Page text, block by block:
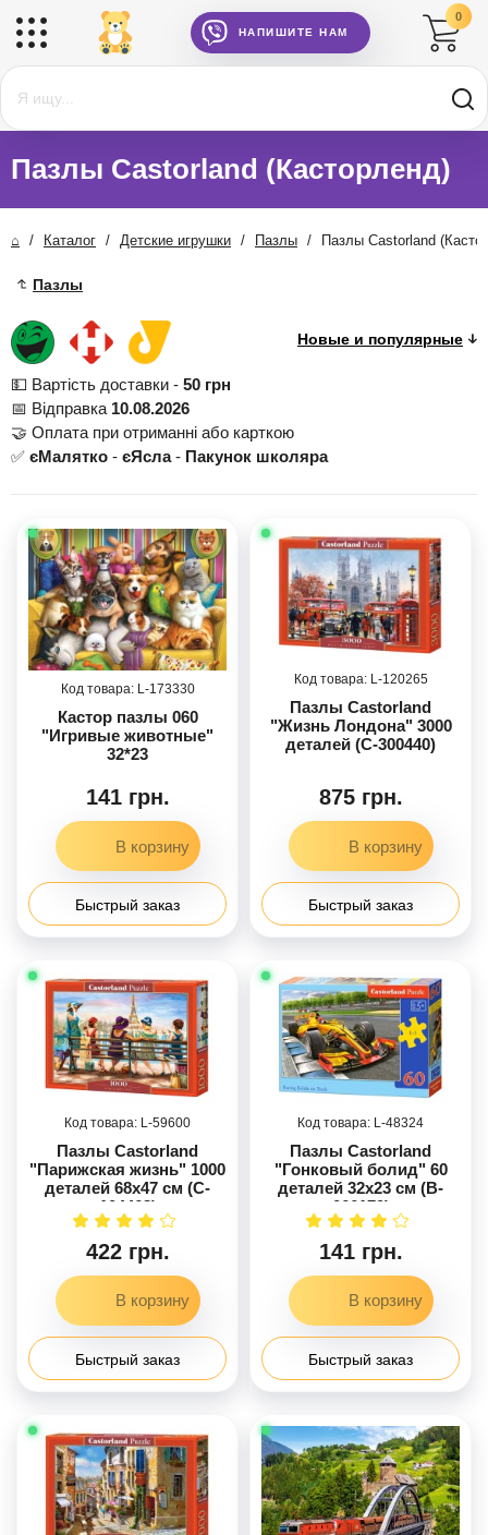
НАПИШИТЕ НАМ
0
Пазлы Сastorland (Касторленд)
⌂ / Каталог / Детские игрушки / Пазлы / Пазлы Сastorland
Пазлы
💵 Вартість доставки - 50 грн
📅 Відправка 10.08.2026
🤝 Оплата при отриманні або карткою
✅ єМалятко - єЯсла- Пакунок школяра
173330
Кастор пазлы 060
"Игривые животные"
32*23
141 грн.
Быстрый заказ
120265
Пазлы Castorland
"Жизнь Лондона" 3000
деталей (С-300440)
875 грн.
Быстрый заказ
59600
Пазлы Castorland
"Парижская жизнь" 1000
деталей 68x47 см (C-
104468)
422 грн.
Быстрый заказ
48324
Пазлы Castorland
"Гонковый болид" 60
деталей 32x23 см (B-
066179)
141 грн.
Быстрый заказ